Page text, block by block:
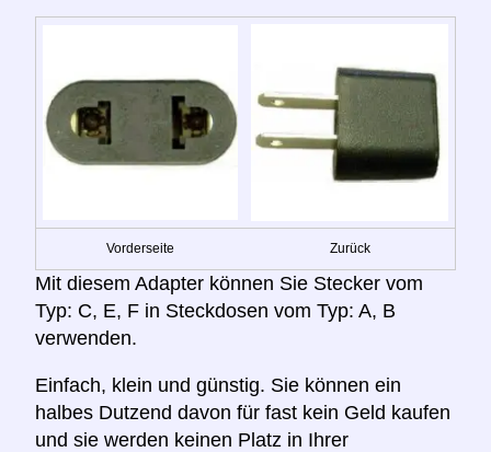
Vorderseite Zurück
Mit diesem Adapter können Sie Stecker vom
Typ: C, E, F in Steckdosen vom Typ: A, B
verwenden.
Einfach, klein und günstig. Sie können ein
halbes Dutzend davon für fast kein Geld kaufen
und sie werden keinen Platz in Ihrer